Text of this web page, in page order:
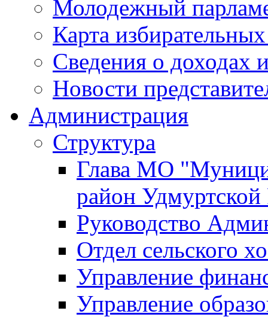
Молодежный
Карта
Сведения о доходах
Новости
Администрация
Структура
Глава МО
район
Руководство
Отдел сельского
Управление
Управление